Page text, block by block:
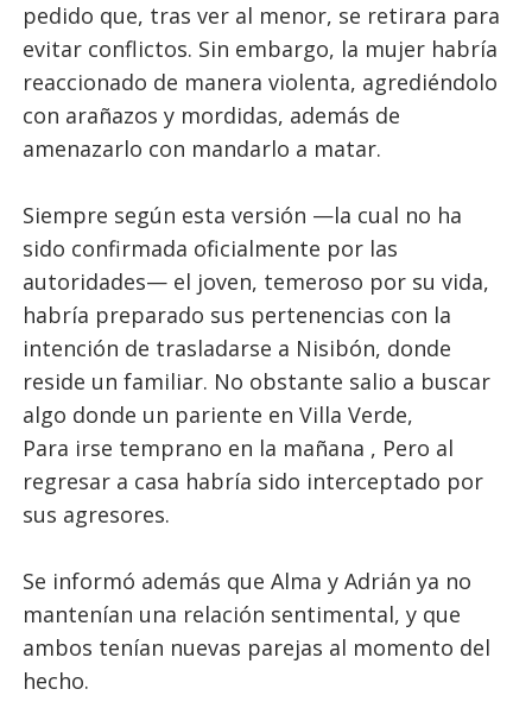
pedido que, tras ver al menor, se retirara para
evitar conflictos. Sin embargo, la mujer habría
reaccionado de manera violenta, agrediéndolo
con arañazos y mordidas, además de
amenazarlo con mandarlo a matar.
Siempre según esta versión —la cual no ha
sido confirmada oficialmente por las
autoridades— el joven, temeroso por su vida,
habría preparado sus pertenencias con la
intención de trasladarse a Nisibón, donde
reside un familiar. No obstante salio a buscar
algo donde un pariente en Villa Verde,
Para irse temprano en la mañana , Pero al
regresar a casa habría sido interceptado por
sus agresores.
Se informó además que Alma y Adrián ya no
mantenían una relación sentimental, y que
ambos tenían nuevas parejas al momento del
hecho.